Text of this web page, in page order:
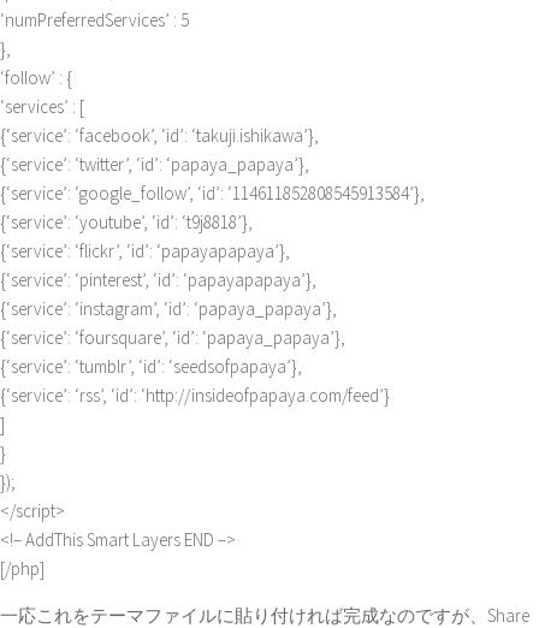
‘numPreferredServices’ : 5
},
‘follow’ : {
‘services’ : [
{‘service’: ‘facebook’, ‘id’: ‘takuji.ishikawa’},
{‘service’: ‘twitter’, ‘id’: ‘papaya_papaya’},
{‘service’: ‘google_follow’, ‘id’: ‘114611852808545913584’},
{‘service’: ‘youtube’, ‘id’: ‘t9j8818’},
{‘service’: ‘flickr’, ‘id’: ‘papayapapaya’},
{‘service’: ‘pinterest’, ‘id’: ‘papayapapaya’},
{‘service’: ‘instagram’, ‘id’: ‘papaya_papaya’},
{‘service’: ‘foursquare’, ‘id’: ‘papaya_papaya’},
{‘service’: ‘tumblr’, ‘id’: ‘seedsofpapaya’},
{‘service’: ‘rss’, ‘id’: ‘http://insideofpapaya.com/feed’}
]
}
});
</script>
<!– AddThis Smart Layers END –>
[/php]
一応これをテーマファイルに貼り付ければ完成なのですが、Share